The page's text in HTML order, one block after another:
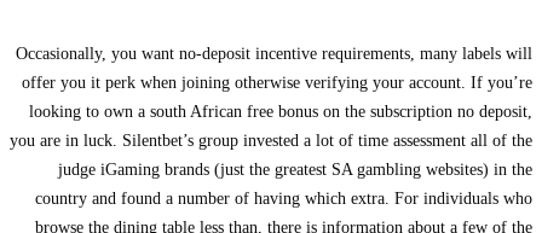
Occasionally, you want no-deposit incentive requirements, many labels will
offer you it perk when joining otherwise verifying your account. If you’re
looking to own a south African free bonus on the subscription no deposit,
you are in luck. Silentbet’s group invested a lot of time assessment all of the
judge iGaming brands (just the greatest SA gambling websites) in the
country and found a number of having which extra. For individuals who
browse the dining table less than, there is information about a few of the